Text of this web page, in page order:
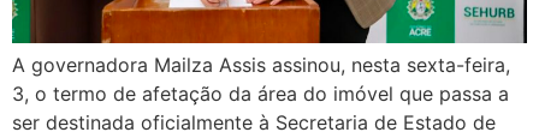
A governadora Mailza Assis assinou, nesta sexta-feira,
3, o termo de afetação da área do imóvel que passa a
ser destinada oficialmente à Secretaria de Estado de